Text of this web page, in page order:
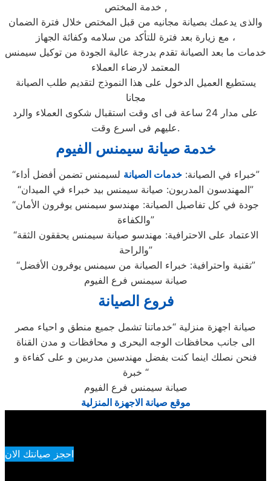
خدمة المختص ,
والذى يدعمك بصيانة مجانيه من قبل المختص خلال فترة الضمان
مع زيارة بعد فترة للتأكد من سلامه وكفائة الجهاز ،
خدمات ما بعد الصيانة تقدم بدرجة عالية الجودة من توكيل سيمنس
المعتمد لارضاء العملاء
يستطيع العميل الدخول على هذا النموذج لتقديم طلب الصيانة
مجانا
على مدار 24 ساعة فى اى وقت استقبال شكوى العملاء والرد
عليهم فى اسرع وقت.
خدمة صيانة سيمنس الفيوم
“خبراء في الصيانة:خدمات الصيانة
لسيمنس تضمن أفضل أداء”
“المهندسون المدربون: صيانة سيمنس بيد خبراء في الميدان”
“جودة في كل تفاصيل الصيانة: مهندسو سيمنس يوفرون الأمان
والكفاءة”
“الاعتماد على الاحترافية: مهندسو صيانة سيمنس يحققون الثقة
والراحة”
“تقنية واحترافية: خبراء الصيانة من سيمنس يوفرون الأفضل”
صيانة سيمنس فرع الفيوم
فروع الصيانة
صيانة اجهزة منزلية “خدماتنا تشمل جميع منطق و احياء مصر
الى جانب محافظات الوجه البحرى و محافظات و مدن القناة
فنحن نصلك اينما كنت بفضل مهندسين مدربين و على كفاءة و
خبرة “
صيانة سيمنس فرع الفيوم
موقع صيانة الاجهزة المنزلية
احجز صيانتك الان